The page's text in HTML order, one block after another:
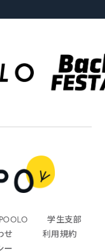
POOLO
学生支部
せ
利用規約
ー